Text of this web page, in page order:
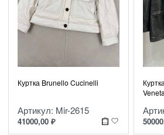
Куртка Brunello Cucinelli
Артикул: Mir-2615
41000,00 ₽
Veneta